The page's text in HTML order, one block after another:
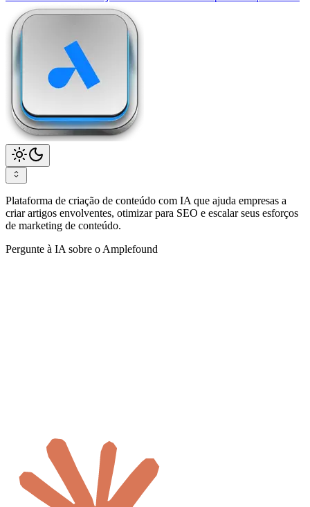
Plataforma de criação de conteúdo com IA que ajuda empresas a
criar artigos envolventes, otimizar para SEO e escalar seus esforços
de marketing de conteúdo.
Pergunte à IA sobre o Amplefound